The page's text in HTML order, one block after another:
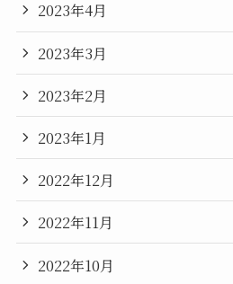
2023年4月
2023年3月
2023年2月
2023年1月
2022年12月
2022年11月
2022年10月